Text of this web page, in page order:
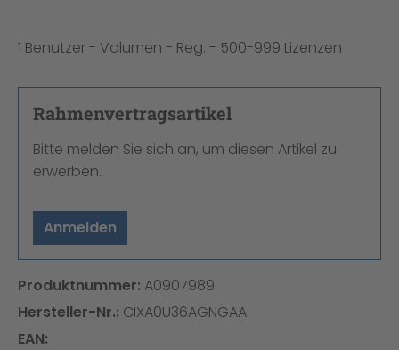
1 Benutzer - Volumen - Reg. - 500-999 Lizenzen
Rahmenvertragsartikel
Bitte melden Sie sich an, um diesen Artikel zu
erwerben.
Anmelden
Produktnummer: A0907989
Hersteller-Nr.: CIXA0U36AGNGAA
EAN: